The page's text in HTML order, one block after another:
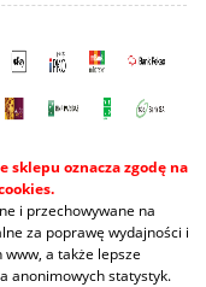
oznacza zgodę na
i przechowywane na
za poprawę wydajności i
www, a także lepsze
anonimowych statystyk.